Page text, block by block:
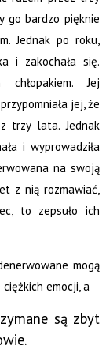
go bardzo pięknie
Jednak po roku,
i zakochała się.
Jej
jej, że
trzy lata. Jednak
i wyprowadziła
na swoją
z nią rozmawiać,
to zepsuło ich
mogą
emocji, a
są zbyt